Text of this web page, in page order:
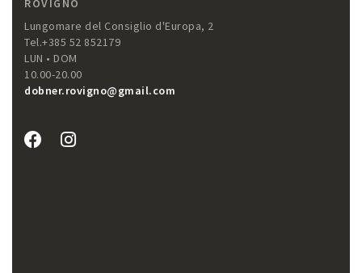
Lungomare del Consiglio d'Europa, 2
Tel.+385 52 852179
LUN • DOM
10.00-20.00
dobner.rovigno@gmail.com